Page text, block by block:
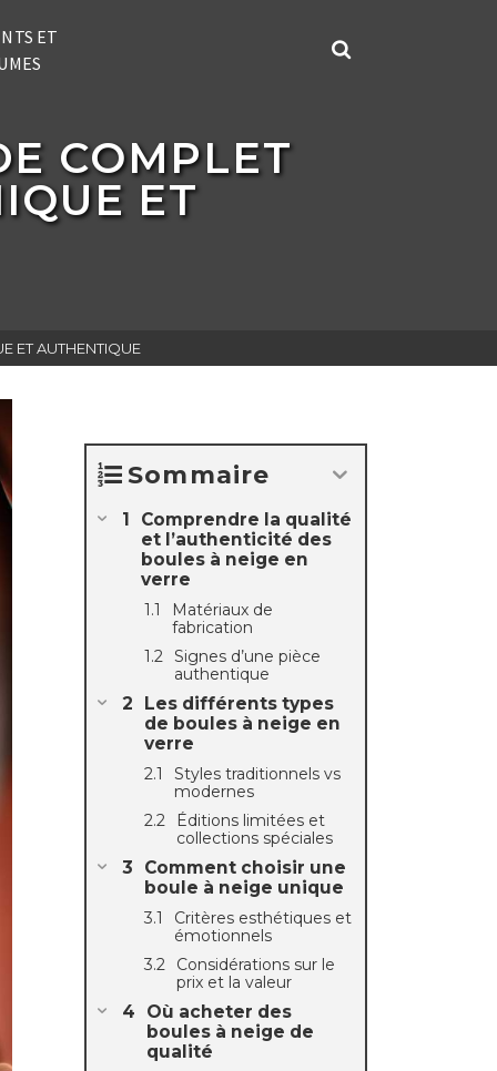
ET
COMPLET
ET
ET AUTHENTIQUE
Sommaire
Comprendre la qualité
et l’authenticité des
boules à neige en
verre
Matériaux de
fabrication
Signes d’une pièce
authentique
Les différents types
de boules à neige en
verre
Styles traditionnels vs
modernes
Éditions limitées et
collections spéciales
Comment choisir une
boule à neige unique
Critères esthétiques et
émotionnels
Considérations sur le
prix et la valeur
Où acheter des
boules à neige de
qualité